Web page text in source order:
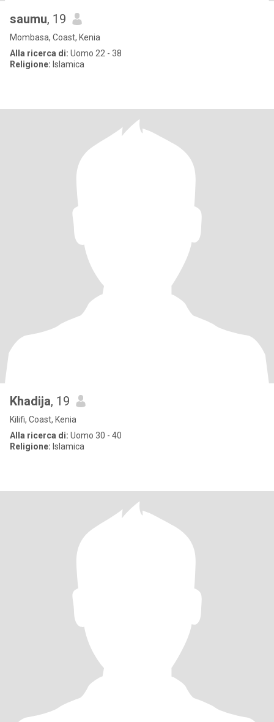
saumu, 19
Mombasa, Coast, Kenia
Alla ricerca di: Uomo 22 - 38
Religione: Islamica
Khadija, 19
Kilifi, Coast, Kenia
Alla ricerca di: Uomo 30 - 40
Religione: Islamica